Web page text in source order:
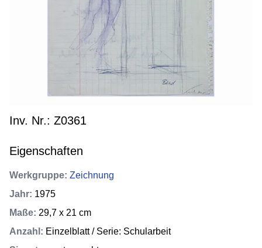
Inv. Nr.: Z0361
Eigenschaften
Werkgruppe: Zeichnung
Jahr: 1975
Maße: 29,7 x 21 cm
Anzahl : Einzelblatt / Serie: Schularbeit